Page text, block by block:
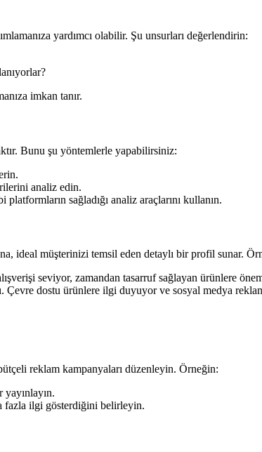
yardımcı olabilir. Şu unsurları değerlendirin:
imkan tanır.
Bunu şu yöntemlerle yapabilirsiniz:
analiz edin.
sağladığı analiz araçlarını kullanın.
ideal müşterinizi temsil eden detaylı bir profil sunar.
seviyor, zamandan tasarruf sağlayan ürünlere
Çevre dostu ürünlere ilgi duyuyor ve sosyal medya
reklam kampanyaları düzenleyin. Örneğin:
fazla ilgi gösterdiğini belirleyin.